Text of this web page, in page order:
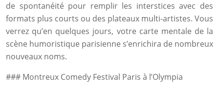
de spontanéité pour remplir les interstices avec des
formats plus courts ou des plateaux multi-artistes. Vous
verrez qu’en quelques jours, votre carte mentale de la
scène humoristique parisienne s’enrichira de nombreux
nouveaux noms.
### Montreux Comedy Festival Paris à l’Olympia